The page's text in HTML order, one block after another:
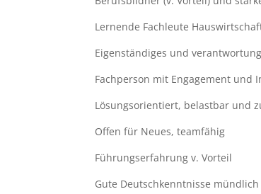
Lernende Fachleute
Eigenständiges und
Fachperson mit Engagement und
Lösungsorientiert, belastbar und
Offen für Neues, teamfähig
Führungserfahrung v. Vorteil
Gute Deutschkenntnisse